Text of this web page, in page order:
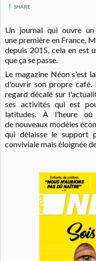
SHARE
Un journal qui ouvre
une première en France,
depuis 2015, cela en est
que ça se passe.
Le magazine Néon s'est
d'ouvrir son propre café.
regard décalé sur
ses activités qui est
latitudes. À l'heure
de nouveaux modèles
qui délaisse le support
conviviale mais éloignée